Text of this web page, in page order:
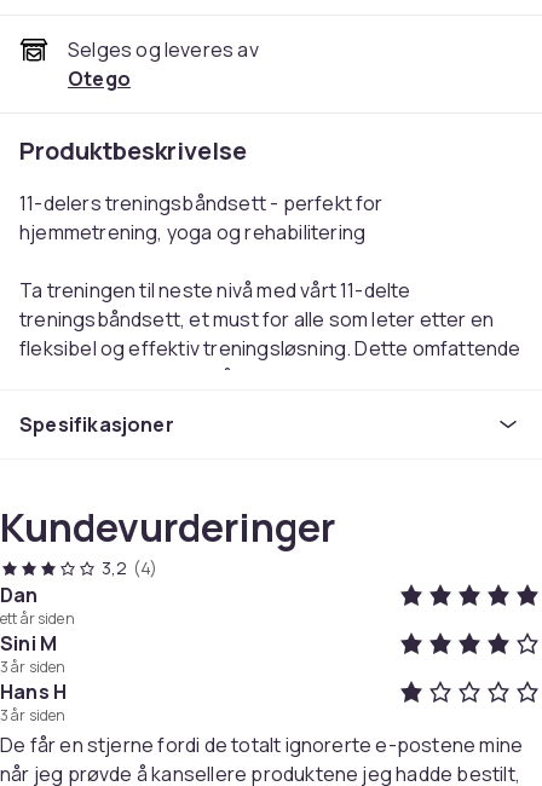
Selges og leveres av
Otego
Produktbeskrivelse
11-delers treningsbåndsett - perfekt for
hjemmetrening, yoga og rehabilitering
Ta treningen til neste nivå med vårt 11-delte
treningsbåndsett, et must for alle som leter etter en
fleksibel og effektiv treningsløsning. Dette omfattende
settet er designet for å gi en helkroppstrening, enten
fem elastiske treningsbånd i forskjellige
og mål.
Settets innhold og fordeler:
- 5 elastiske treningsbånd: Hvert båndet tilbyr et unikt
motstandsnivå, fra X-light til X-heavy, noe som gjør
settet egnet for både nybegynnere og avanserte
brukere.
- Skumdekkede håndtak: To skumdekkede håndtak gir
ekstra komfort og grep under trening, noe som
Spesifikasjoner
Kundevurderinger
3,2 (4)
Dan
ett år siden
Sini M
3 år siden
Hans H
3 år siden
De får en stjerne fordi de totalt ignorerte e-postene mine
når jeg prøvde å kansellere produktene jeg hadde bestilt,